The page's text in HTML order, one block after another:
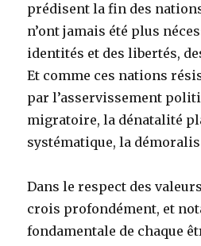
prédisent la fin des
n’ont jamais été plus
identités et des libertés,
Et comme ces nations
par l’asservissement
migratoire, la dénatalité
systématique, la
Dans le respect des
crois profondément, et
fondamentale de chaque